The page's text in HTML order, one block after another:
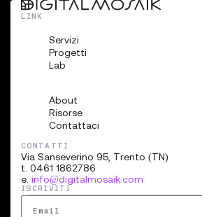
LINK
Servizi
Progetti
Lab
About
Risorse
Contattaci
CONTATTI
Via Sanseverino 95, Trento (TN)
t. 0461 1862786
e. info@digitalmosaik.com
ISCRIVITI